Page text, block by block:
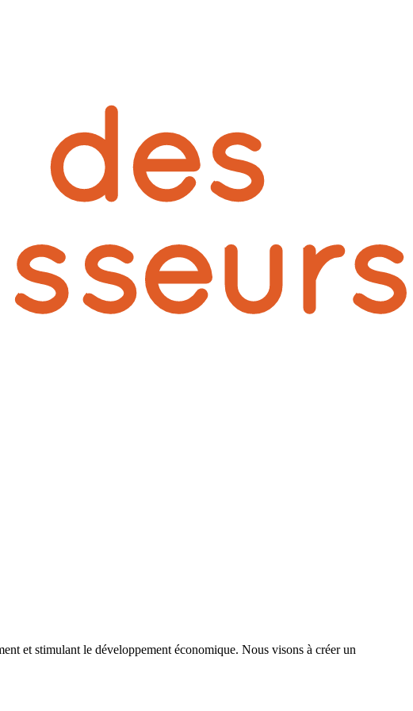
et stimulant le développement économique. Nous visons à créer un